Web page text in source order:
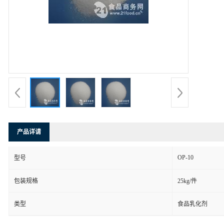
产品详请
型号 OP-10
包装规格 25kg/件
类型 食品乳化剂